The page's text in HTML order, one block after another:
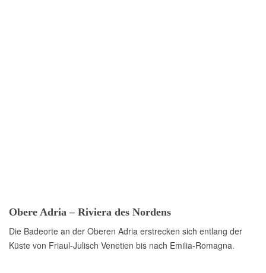
Obere Adria – Riviera des Nordens
Die Badeorte an der Oberen Adria erstrecken sich entlang der
Küste von Friaul-Julisch Venetien bis nach Emilia-Romagna.